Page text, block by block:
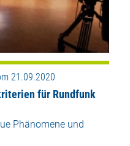
21.09.2020
für Rundfunk
Phänomene und